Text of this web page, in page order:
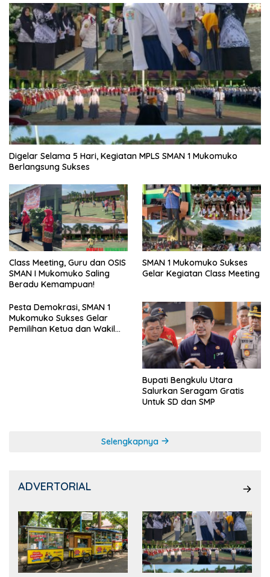
Digelar Selama 5 Hari, Kegiatan MPLS SMAN 1 Mukomuko
Berlangsung Sukses
Class Meeting, Guru dan OSIS
SMAN I Mukomuko Saling
Beradu Kemampuan!
SMAN 1 Mukomuko Sukses
Gelar Kegiatan Class Meeting
Pesta Demokrasi, SMAN 1
Mukomuko Sukses Gelar
Pemilihan Ketua dan Wakil
Bupati Bengkulu Utara
Salurkan Seragam Gratis
Untuk SD dan SMP
Selengkapnya
ADVERTORIAL